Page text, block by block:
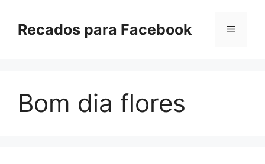
paraRecados para Facebook Menu
Bom dia flores